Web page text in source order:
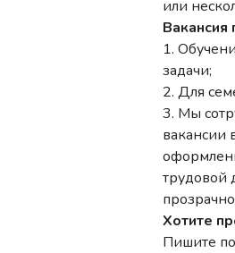
или
Вакансия
1.
задачи;
2. Для
3. Мы
вакансии
трудовой
Хотите
Пишите